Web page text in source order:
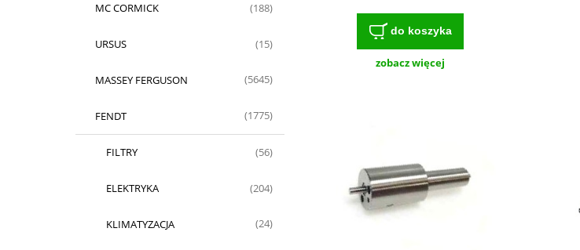
MC CORMICK (188)
URSUS (15)
MASSEY FERGUSON (5645)
FENDT (1775)
FILTRY (56)
ELEKTRYKA (204)
KLIMATYZACJA (24)
do koszyka
zobacz więcej